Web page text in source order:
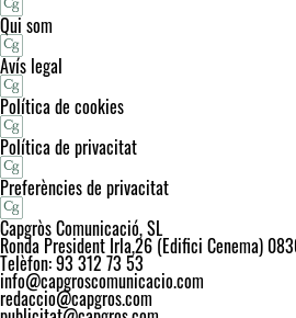
Qui som
Avís legal
Política de cookies
Política de privacitat
Preferències de privacitat
Capgròs Comunicació, SL
Ronda President Irla,26 (Edifici Cenema)
Telèfon: 93 312 73 53
info@capgroscomunicacio.com
redaccio@capgros.com